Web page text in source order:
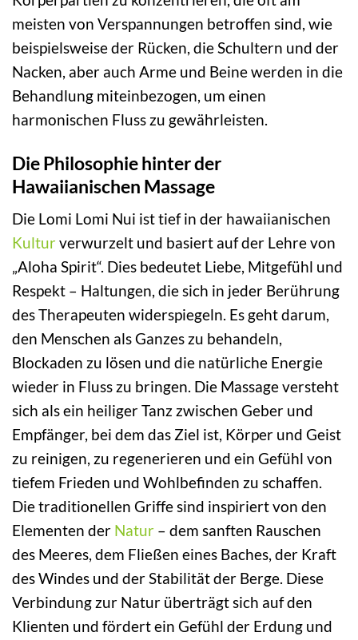
meisten von Verspannungen betroffen sind, wie
beispielsweise der Rücken, die Schultern und der
Nacken, aber auch Arme und Beine werden in die
Behandlung miteinbezogen, um einen
harmonischen Fluss zu gewährleisten.
Die Philosophie hinter der
Hawaiianischen Massage
Die Lomi Lomi Nui ist tief in der hawaiianischen
Kulturverwurzelt und basiert auf der Lehre von
„Aloha Spirit“. Dies bedeutet Liebe, Mitgefühl und
Respekt – Haltungen, die sich in jeder Berührung
des Therapeuten widerspiegeln. Es geht darum,
den Menschen als Ganzes zu behandeln,
Blockaden zu lösen und die natürliche Energie
wieder in Fluss zu bringen. Die Massage versteht
sich als ein heiliger Tanz zwischen Geber und
Empfänger, bei dem das Ziel ist, Körper und Geist
zu reinigen, zu regenerieren und ein Gefühl von
tiefem Frieden und Wohlbefinden zu schaffen.
Die traditionellen Griffe sind inspiriert von den
Elementen der Natur – dem sanften Rauschen
des Meeres, dem Fließen eines Baches, der Kraft
des Windes und der Stabilität der Berge. Diese
Verbindung zur Natur überträgt sich auf den
Klienten und fördert ein Gefühl der Erdung und